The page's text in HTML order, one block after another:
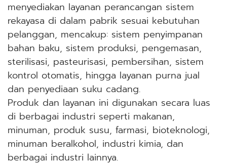
menyediakan layanan perancangan sistem
rekayasa di dalam pabrik sesuai kebutuhan
pelanggan, mencakup: sistem penyimpanan
bahan baku, sistem produksi, pengemasan,
sterilisasi, pasteurisasi, pembersihan, sistem
kontrol otomatis, hingga layanan purna jual
dan penyediaan suku cadang.
Produk dan layanan ini digunakan secara luas
di berbagai industri seperti makanan,
minuman, produk susu, farmasi, bioteknologi,
minuman beralkohol, industri kimia, dan
berbagai industri lainnya.